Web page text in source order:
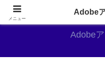
Adobe好き
Adobe
メニュー
Adobe